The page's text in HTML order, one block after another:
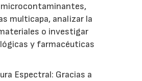
multicapa, analizar la
o investigar
y farmacéuticas
Espectral: Gracias a